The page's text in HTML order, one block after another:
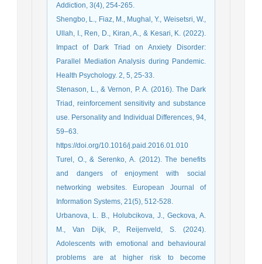
Addiction, 3(4), 254-265.
Shengbo, L., Fiaz, M., Mughal, Y., Weisetsri, W.,
Ullah, I., Ren, D., Kiran, A., & Kesari, K. (2022).
Impact of Dark Triad on Anxiety Disorder:
Parallel Mediation Analysis during Pandemic.
Health Psychology. 2, 5, 25-33.
Stenason, L., & Vernon, P. A. (2016). The Dark
Triad, reinforcement sensitivity and substance
use. Personality and Individual Differences, 94,
59–63.
https://doi.org/10.1016/j.paid.2016.01.010
Turel, O., & Serenko, A. (2012). The benefits
and dangers of enjoyment with social
networking websites. European Journal of
Information Systems, 21(5), 512-528.
Urbanova, L. B., Holubcikova, J., Geckova, A.
M., Van Dijk, P., Reijenveld, S. (2024).
Adolescents with emotional and behavioural
problems are at higher risk to become